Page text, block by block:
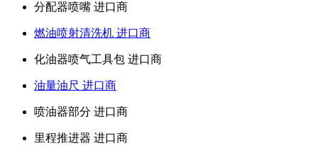
分配器喷嘴 进口商
燃油喷射清洗机 进口商
化油器喷气工具包 进口商
油量油尺 进口商
喷油器部分 进口商
里程推进器 进口商